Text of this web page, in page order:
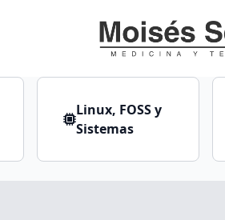
Linux, FOSS y
Sistemas